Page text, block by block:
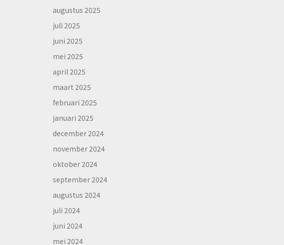
augustus 2025
juli 2025
juni 2025
mei 2025
april 2025
maart 2025
februari 2025
januari 2025
december 2024
november 2024
oktober 2024
september 2024
augustus 2024
juli 2024
juni 2024
mei 2024